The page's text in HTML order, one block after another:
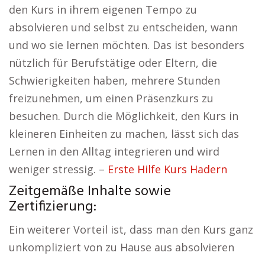
den Kurs in ihrem eigenen Tempo zu
absolvieren und selbst zu entscheiden, wann
und wo sie lernen möchten. Das ist besonders
nützlich für Berufstätige oder Eltern, die
Schwierigkeiten haben, mehrere Stunden
freizunehmen, um einen Präsenzkurs zu
besuchen. Durch die Möglichkeit, den Kurs in
kleineren Einheiten zu machen, lässt sich das
Lernen in den Alltag integrieren und wird
weniger stressig. – Erste Hilfe Kurs Hadern
Zeitgemäße Inhalte sowie
Zertifizierung:
Ein weiterer Vorteil ist, dass man den Kurs ganz
unkompliziert von zu Hause aus absolvieren